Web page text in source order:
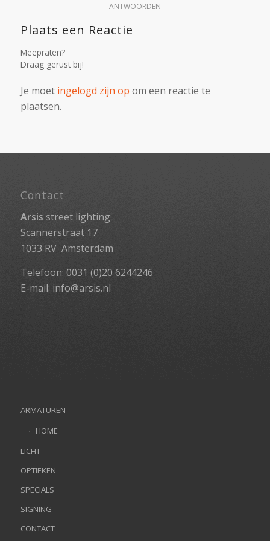
ANTWOORDEN
Plaats een Reactie
Meepraten?
Draag gerust bij!
Je moet ingelogd zijn op om een reactie te
plaatsen.
Contact
Arsis street lighting
Scannerstraat 17
1033 RV Amsterdam
Telefoon: 0031 (0)20 6244246
E-mail: info@arsis.nl
ARMATUREN
HOME
LICHT
OPTIEKEN
SPECIALS
SIGNING
CONTACT